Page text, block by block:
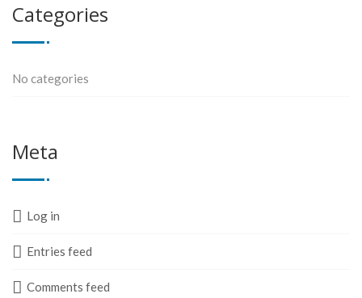
Categories
No categories
Meta
Log in
Entries feed
Comments feed